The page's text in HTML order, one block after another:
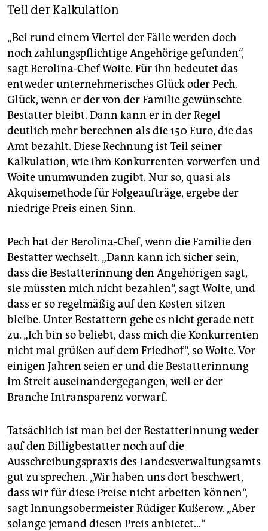
Teil der Kalkulation
„Bei rund einem Viertel der Fälle werden doch
noch zahlungspflichtige Angehörige gefunden“,
sagt Berolina-Chef Woite. Für ihn bedeutet das
entweder unternehmerisches Glück oder Pech.
Glück, wenn er der von der Familie gewünschte
Bestatter bleibt. Dann kann er in der Regel
deutlich mehr berechnen als die 150 Euro, die das
Amt bezahlt. Diese Rechnung ist Teil seiner
Kalkulation, wie ihm Konkurrenten vorwerfen und
Woite unumwunden zugibt. Nur so, quasi als
Akquisemethode für Folgeaufträge, ergebe der
niedrige Preis einen Sinn.
Pech hat der Berolina-Chef, wenn die Familie den
Bestatter wechselt. „Dann kann ich sicher sein,
dass die Bestatterinnung den Angehörigen sagt,
sie müssten mich nicht bezahlen“, sagt Woite, und
dass er so regelmäßig auf den Kosten sitzen
bleibe. Unter Bestattern gehe es nicht gerade nett
zu. „Ich bin so beliebt, dass mich die Konkurrenten
nicht mal grüßen auf dem Friedhof“, so Woite. Vor
einigen Jahren seien er und die Bestatterinnung
im Streit auseinandergegangen, weil er der
Branche Intransparenz vorwarf.
Tatsächlich ist man bei der Bestatterinnung weder
auf den Billigbestatter noch auf die
Ausschreibungspraxis des Landesverwaltungsamts
gut zu sprechen. „Wir haben uns dort beschwert,
dass wir für diese Preise nicht arbeiten können“,
sagt Innungsobermeister Rüdiger Kußerow. „Aber
solange jemand diesen Preis anbietet...“